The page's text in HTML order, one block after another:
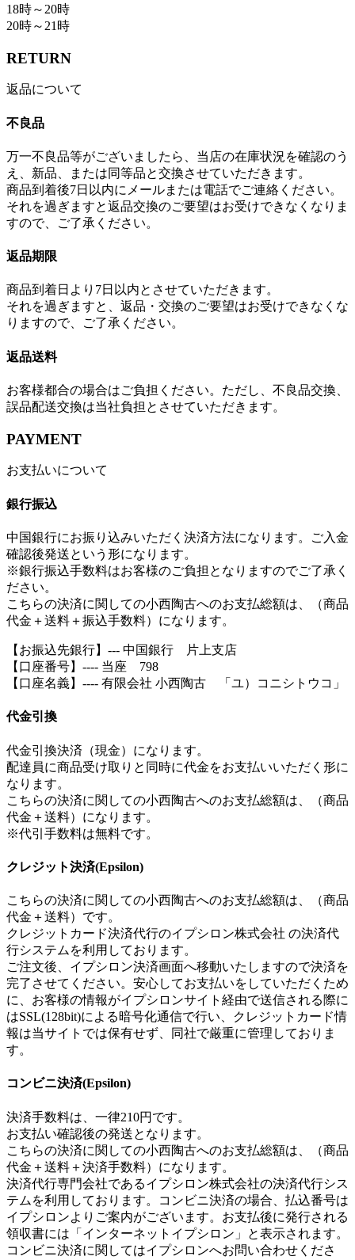
18時～20時
20時～21時
RETURN
返品について
不良品
万一不良品等がございましたら、当店の在庫状況を確認のう
え、新品、または同等品と交換させていただきます。
商品到着後7日以内にメールまたは電話でご連絡ください。
それを過ぎますと返品交換のご要望はお受けできなくなりま
すので、ご了承ください。
返品期限
商品到着日より7日以内とさせていただきます。
それを過ぎますと、返品・交換のご要望はお受けできなくな
りますので、ご了承ください。
返品送料
お客様都合の場合はご負担ください。ただし、不良品交換、
誤品配送交換は当社負担とさせていただきます。
PAYMENT
お支払いについて
銀行振込
中国銀行にお振り込みいただく決済方法になります。ご入金
確認後発送という形になります。
※銀行振込手数料はお客様のご負担となりますのでご了承く
ださい。
こちらの決済に関しての小西陶古へのお支払総額は、（商品
代金＋送料＋振込手数料）になります。
【お振込先銀行】--- 中国銀行 片上支店
【口座番号】---- 当座 798
【口座名義】---- 有限会社 小西陶古 「ユ）コニシトウコ」
代金引換
代金引換決済（現金）になります。
配達員に商品受け取りと同時に代金をお支払いいただく形に
なります。
こちらの決済に関しての小西陶古へのお支払総額は、（商品
代金＋送料）になります。
※代引手数料は無料です。
クレジット決済(Epsilon)
こちらの決済に関しての小西陶古へのお支払総額は、（商品
代金＋送料）です。
クレジットカード決済代行のイプシロン株式会社 の決済代
行システムを利用しております。
ご注文後、イプシロン決済画面へ移動いたしますので決済を
完了させてください。安心してお支払いをしていただくため
に、お客様の情報がイプシロンサイト経由で送信される際に
はSSL(128bit)による暗号化通信で行い、クレジットカード情
報は当サイトでは保有せず、同社で厳重に管理しておりま
す。
コンビニ決済(Epsilon)
決済手数料は、一律210円です。
お支払い確認後の発送となります。
こちらの決済に関しての小西陶古へのお支払総額は、（商品
代金＋送料＋決済手数料）になります。
決済代行専門会社であるイプシロン株式会社の決済代行シス
テムを利用しております。コンビニ決済の場合、払込番号は
イプシロンよりご案内がございます。お支払後に発行される
領収書には「インターネットイプシロン」と表示されます。
コンビニ決済に関してはイプシロンへお問い合わせくださ